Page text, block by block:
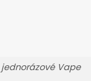
jednorázové Vape